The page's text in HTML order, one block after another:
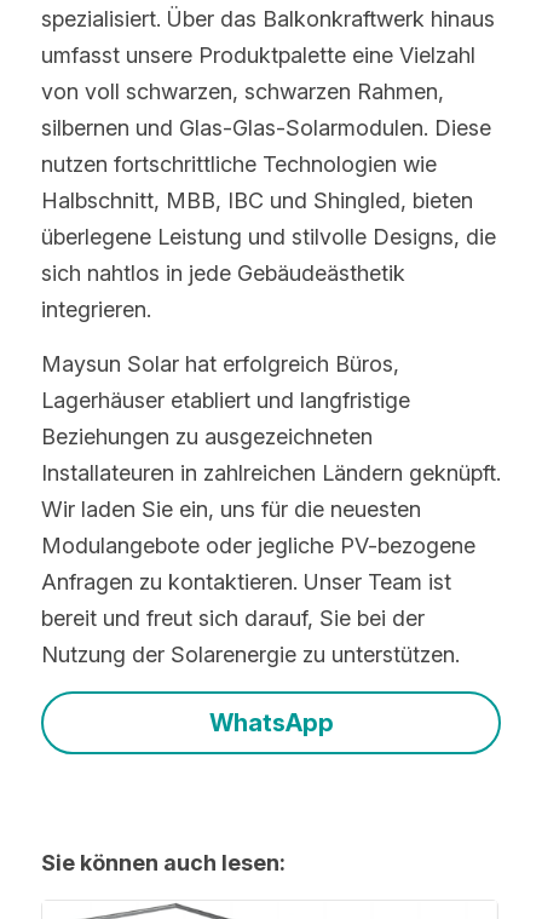
spezialisiert. Über das Balkonkraftwerk hinaus
umfasst unsere Produktpalette eine Vielzahl
von voll schwarzen, schwarzen Rahmen,
silbernen und Glas-Glas-Solarmodulen. Diese
nutzen fortschrittliche Technologien wie
Halbschnitt, MBB, IBC und Shingled, bieten
überlegene Leistung und stilvolle Designs, die
sich nahtlos in jede Gebäudeästhetik
integrieren.
Maysun Solar hat erfolgreich Büros,
Lagerhäuser etabliert und langfristige
Beziehungen zu ausgezeichneten
Installateuren in zahlreichen Ländern geknüpft.
Wir laden Sie ein, uns für die neuesten
Modulangebote oder jegliche PV-bezogene
Anfragen zu kontaktieren. Unser Team ist
bereit und freut sich darauf, Sie bei der
Nutzung der Solarenergie zu unterstützen.
WhatsApp
Sie können auch lesen: